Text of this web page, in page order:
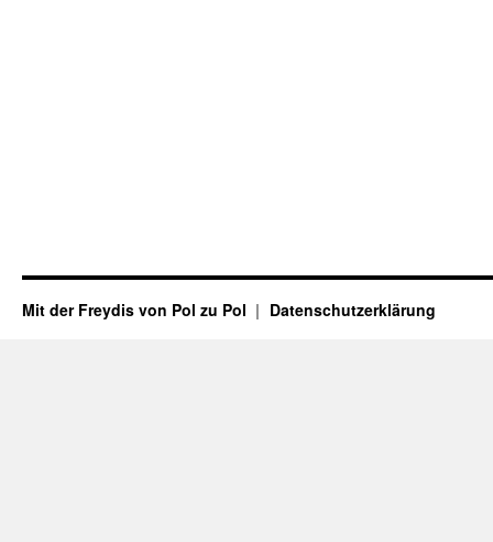
Mit der Freydis von Pol zu Pol Datenschutzerklärung